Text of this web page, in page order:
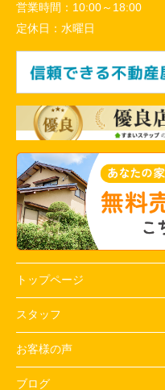
営業時間： 10:00～18:00
定休日： 水曜日
トップページ
スタッフ
お客様の声
ブログ